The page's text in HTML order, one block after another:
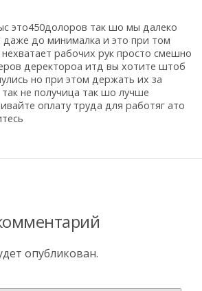
это450долоров так шо мы далеко
до минималка и это при том
рабочих рук просто смешно
деректороа итд вы хотите штоб
но при этом держать их за
не получица так шо лучше
оплату труда для работяг ато
опубликован.